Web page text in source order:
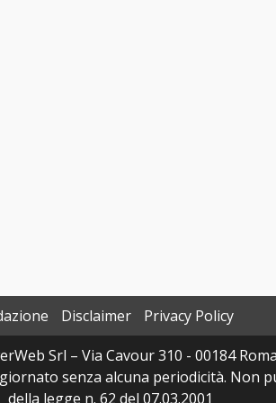
Disclaimer
Privacy Policy
Srl – Via Cavour 310 - 00184
senza alcuna periodicità. Non
della legge n. 62 del 07.03.2001